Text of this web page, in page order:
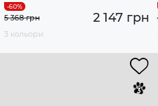
2 147 грн
5 368 грн
3 кольори